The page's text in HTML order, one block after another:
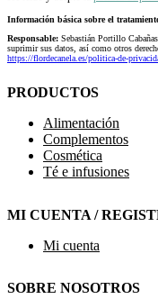
Información básica sobre el
Responsable: Sebastián Portillo Cabañas
suprimir sus datos, así como otros
https://flordecanela.es/politica-de-
PRODUCTOS
Alimentación
Complementos
Cosmética
Té e infusiones
MI CUENTA /
Mi cuenta
SOBRE NOSOTROS